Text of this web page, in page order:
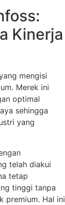
Kinerja
mengisi
Merek ini
optimal
sehingga
yang
telah diakui
tetap
tinggi tanpa
premium. Hal ini